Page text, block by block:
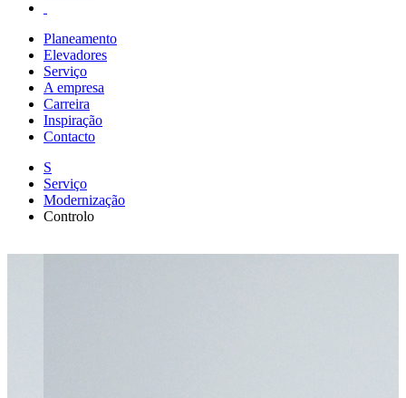
Planeamento
Elevadores
Serviço
A empresa
Carreira
Inspiração
Contacto
S
Serviço
Modernização
Controlo